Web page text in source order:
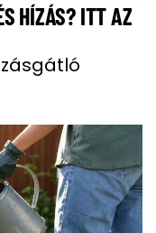
HÍZÁS? ITT AZ